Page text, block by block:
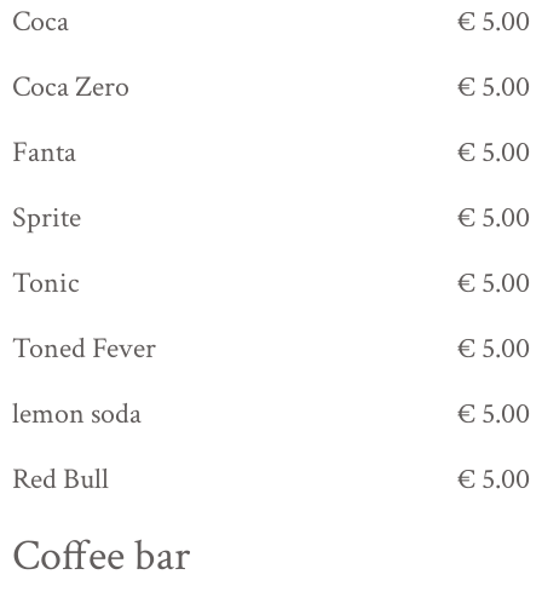
Coca
€ 5.00
Coca Zero
€ 5.00
Fanta
€ 5.00
Sprite
€ 5.00
Tonic
€ 5.00
Toned Fever
€ 5.00
lemon soda
€ 5.00
Red Bull
€ 5.00
Coffee bar